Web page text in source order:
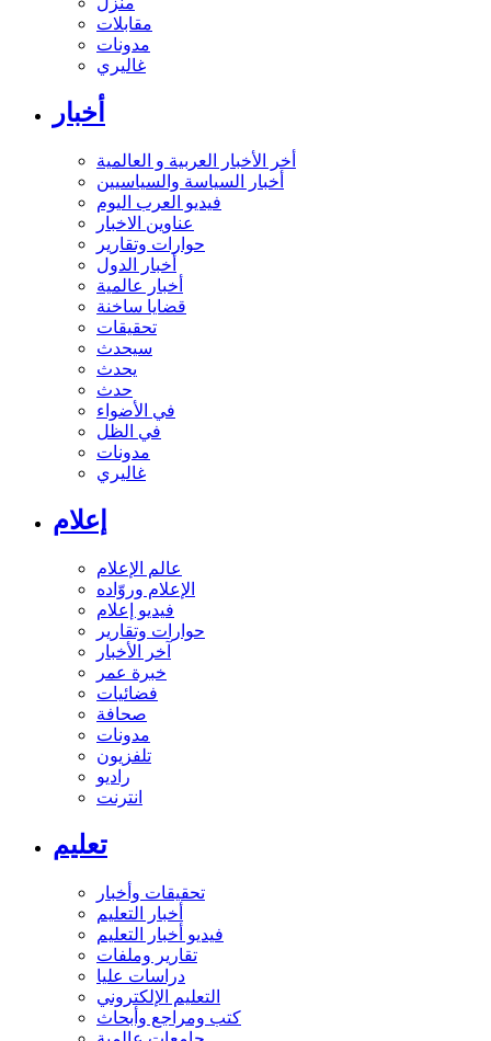
مقابلات
مدونات
غاليري
أخبار
أخر الأخبار العربية و العالمية
أخبار السياسة والسياسيين
فيديو العرب اليوم
عناوين الاخبار
حوارات وتقارير
أخبار الدول
أخبار عالمية
قضايا ساخنة
تحقيقات
سيحدث
يحدث
حدث
في الأضواء
في الظل
مدونات
غاليري
إعلام
عالم الإعلام
الإعلام وروّاده
فيديو إعلام
حوارات وتقارير
آخر الأخبار
خبرة عمر
فضائيات
صحافة
مدونات
تلفزيون
راديو
انترنت
تعليم
تحقيقات وأخبار
أخبار التعليم
فيديو أخبار التعليم
تقارير وملفات
دراسات عليا
التعليم الإلكتروني
كتب ومراجع وأبحاث